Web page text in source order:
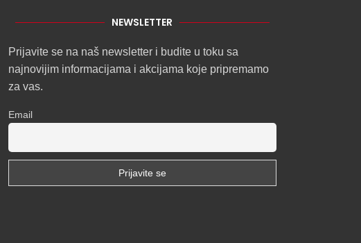
NEWSLETTER
Prijavite se na naš newsletter i budite u toku sa
najnovijim informacijama i akcijama koje pripremamo
za vas.
Email